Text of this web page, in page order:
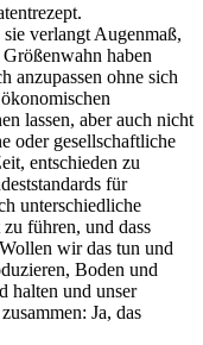
verlangt Augenmaß,
haben
anzupassen ohne sich
lassen, aber auch nicht
oder gesellschaftliche
entschieden zu
für
unterschiedliche
führen, und dass
wir das tun und
Boden und
halten und unser
Ja, das